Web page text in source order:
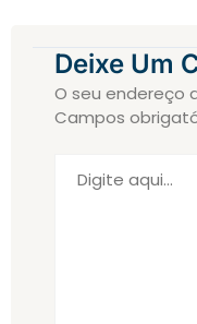
Deixe Um
O seu endereço
Campos
aqui...